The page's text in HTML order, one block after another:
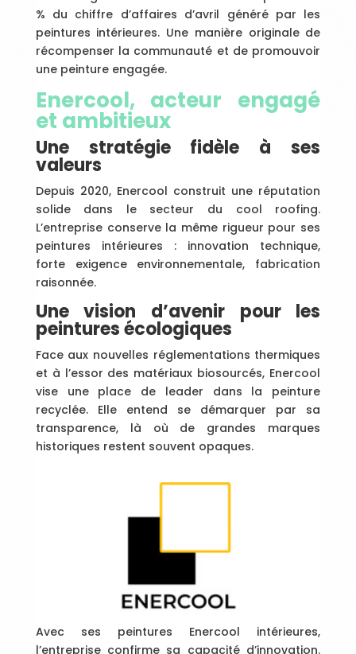
% du chiffre d’affaires d’avril généré par les
peintures intérieures. Une manière originale de
récompenser la communauté et de promouvoir
une peinture engagée.
Enercool, acteur engagé
et ambitieux
Une stratégie fidèle à ses
valeurs
Depuis 2020, Enercool construit une réputation
solide dans le secteur du cool roofing.
L’entreprise conserve la même rigueur pour ses
peintures intérieures : innovation technique,
forte exigence environnementale, fabrication
raisonnée.
Une vision d’avenir pour les
peintures écologiques
Face aux nouvelles réglementations thermiques
et à l’essor des matériaux biosourcés, Enercool
vise une place de leader dans la peinture
recyclée. Elle entend se démarquer par sa
transparence, là où de grandes marques
historiques restent souvent opaques.
Avec ses peintures Enercool intérieures,
l’entreprise confirme sa capacité d’innovation.